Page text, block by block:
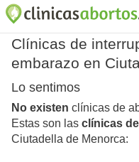
Clínicas de
embarazo en
Lo sentimos
No existen clínicas de
Estas son las clínicas
Ciutadella de Menorca: